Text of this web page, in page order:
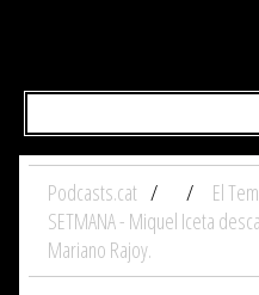
Podcasts.cat El
SETMANA - Miquel Iceta
Mariano Rajoy.